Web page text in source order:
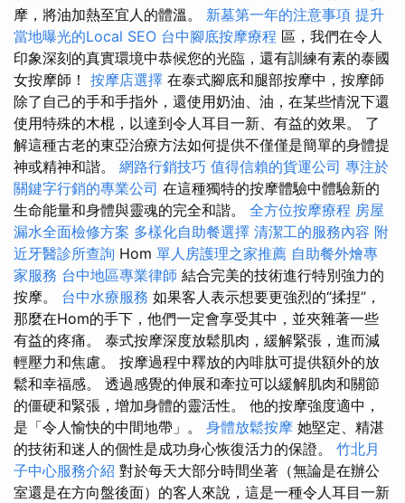
摩，將油加熱至宜人的體溫。 新墓第一年的注意事項 提升
當地曝光的Local SEO 台中腳底按摩療程 區，我們在令人
印象深刻的真實環境中恭候您的光臨，還有訓練有素的泰國
女按摩師！ 按摩店選擇 在泰式腳底和腿部按摩中，按摩師
除了自己的手和手指外，還使用奶油、油，在某些情況下還
使用特殊的木棍，以達到令人耳目一新、有益的效果。 了
解這種古老的東亞治療方法如何提供不僅僅是簡單的身體提
神或精神和諧。 網路行銷技巧 值得信賴的貨運公司 專注於
關鍵字行銷的專業公司 在這種獨特的按摩體驗中體驗新的
生命能量和身體與靈魂的完全和諧。 全方位按摩療程 房屋
漏水全面檢修方案 多樣化自助餐選擇 清潔工的服務內容 附
近牙醫診所查詢 Hom 單人房護理之家推薦 自助餐外燴專
家服務 台中地區專業律師 結合完美的技術進行特別強力的
按摩。 台中水療服務 如果客人表示想要更強烈的“揉捏”，
那麼在Hom的手下，他們一定會享受其中，並夾雜著一些
有益的疼痛。 泰式按摩深度放鬆肌肉，緩解緊張，進而減
輕壓力和焦慮。 按摩過程中釋放的內啡肽可提供額外的放
鬆和幸福感。 透過感覺的伸展和牽拉可以緩解肌肉和關節
的僵硬和緊張，增加身體的靈活性。 他的按摩強度適中，
是「令人愉快的中間地帶」。 身體放鬆按摩 她堅定、精湛
的技術和迷人的個性是成功身心恢復活力的保證。 竹北月
子中心服務介紹 對於每天大部分時間坐著（無論是在辦公
室還是在方向盤後面）的客人來說，這是一種令人耳目一新